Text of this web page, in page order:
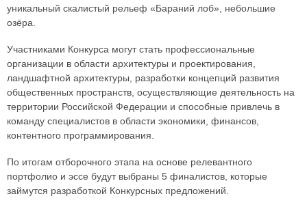
уникальный скалистый рельеф «Бараний лоб», небольшие
озёра.
Участниками Конкурса могут стать профессиональные
организации в области архитектуры и проектирования,
ландшафтной архитектуры, разработки концепций развития
общественных пространств, осуществляющие деятельность на
территории Российской Федерации и способные привлечь в
команду специалистов в области экономики, финансов,
контентного программирования.
По итогам отборочного этапа на основе релевантного
портфолио и эссе будут выбраны 5 финалистов, которые
займутся разработкой Конкурсных предложений.